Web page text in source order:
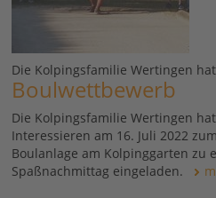
Die Kolpingsfamilie Wertingen
Boulwettbewerb
Die Kolpingsfamilie Wertingen
Interessieren am 16. Juli 2022
Boulanlage am Kolpinggarten zu
Spaßnachmittag eingeladen.